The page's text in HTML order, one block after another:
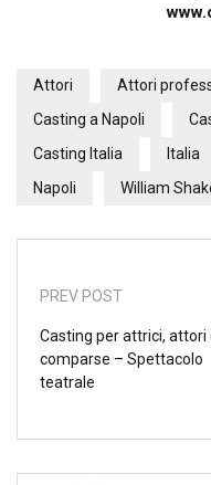
Attori Attori
Casting a Napoli
Casting Italia
Italia
Napoli
William
PREV POST
Casting per attrici, attori
comparse – Spettacolo
teatrale